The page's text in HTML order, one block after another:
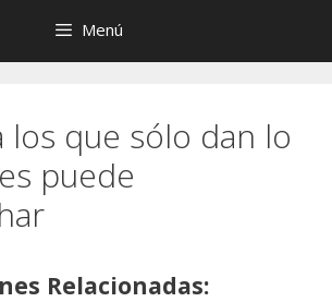
Menú
los que sólo dan lo
puede
Relacionadas: